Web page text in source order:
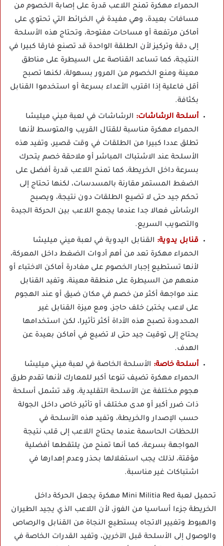
الحمراء مهكرة تمنح اللاعب قدرة على إصابة الخصوم من
مسافات بعيدة، وهي مفيدة في الخرائط التي تحتوي على
أماكن مرتفعة أو مساحات مفتوحة، وتحتاج هذه الأسلحة
إلى دقة وتركيز لأن الطلقة الواحدة قد تصنع فارقا كبيرا في
النتيجة، كما تساعد القناصة على السيطرة على مناطق
معينة ومنع الخصوم من المرور بسهولة، لكنها تصبح
أقل فاعلية إذا اقترب الأعداء بسرعة أو استخدموا القنابل
بكثافة.
أسلحة الرشاشات: الرشاشات في لعبة ميني ميليشا
الحمراء مهكرة مناسبة للقتال القريب والمتوسط لأنها
تطلق عددا كبيرا من الطلقات في وقت قصير، وتفيد هذه
الأسلحة عند الاشتباك المباشر أو ملاحقة خصم يتحرك
بسرعة داخل الخريطة، كما تمنح اللاعب قدرة أفضل على
الضغط المستمر مقارنة بالمسدسات، لكنها تحتاج إلى
تحكم جيد حتى لا تضيع الطلقات دون نتيجة، ويصبح
الرشاش فعالا جدا عندما يجمع اللاعب بين الحركة الجيدة
والتصويب السريع.
قنابل يدوية: القنابل اليدوية في لعبة ميني ميليشا
الحمراء مهكرة تعد من أهم أدوات الضغط داخل المعركة،
لأنها تستطيع إجبار الخصوم على مغادرة أماكن الاختباء أو
منعهم من السيطرة على منطقة معينة، وتفيد القنابل
عند مواجهة أكثر من خصم في مكان ضيق أو عند الهجوم
على لاعب يختبئ خلف حاجز، ومع ميزة القنابل غير
المحدودة تصبح هذه الأداة أكثر تأثيرا، لكن استخدامها
يحتاج إلى توقيت جيد حتى لا تضيع في أماكن بعيدة عن
الهدف.
أسلحة خاصة: الأسلحة الخاصة في لعبة ميني ميليشا
الحمراء مهكرة تضيف تنوعا أكبر للمعارك لأنها تقدم طرق
هجوم مختلفة عن الأسلحة التقليدية، وقد تشمل أسلحة
ذات ضرر أكبر أو مدى مختلف أو تأثير خاص داخل الجولة
حسب الإصدار والخريطة، وتفيد هذه الأسلحة في
اللحظات الحاسمة عندما يحتاج اللاعب إلى قلب نتيجة
المواجهة بسرعة، كما أنها تمنح من يلتقطها أفضلية
مؤقتة، لذلك يجب استغلالها بحذر وعدم إهدارها في
اشتباكات غير مناسبة.
تحميل لعبة Mini Militia Red مهكرة يجعل الحركة داخل
الخريطة جزءا أساسيا من الفوز، لأن اللاعب الذي يجيد الطيران
والهبوط وتغيير الاتجاه يستطيع النجاة من القنابل والرصاص
والوصول إلى الأسلحة قبل الآخرين، وتفيد القدرات الخاصة في